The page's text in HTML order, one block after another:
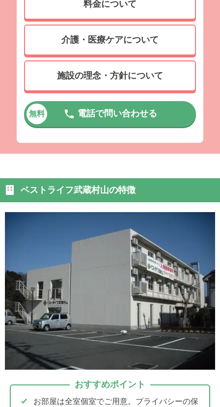
料金について
介護・医療ケアについて
施設の理念・方針について
無料 電話で問い合わせる
ベストライフ武蔵村山の特徴
おすすめポイント
お部屋は全室個室でご用意。プライバシーの保